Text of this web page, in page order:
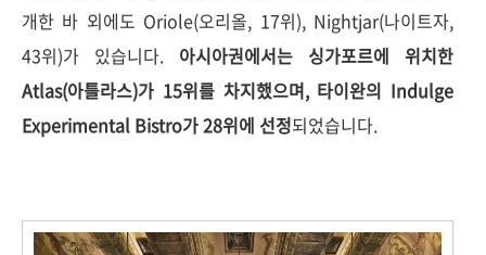
개한 바 외에도 Oriole(오리올, 17위), Nightjar(나이트자,
43위)가 있습니다. 아시아권에서는 싱가포르에 위치한
Atlas(아틀라스)가 15위를 차지했으며, 타이완의 Indulge
Experimental Bistro가 28위에 선정되었습니다.